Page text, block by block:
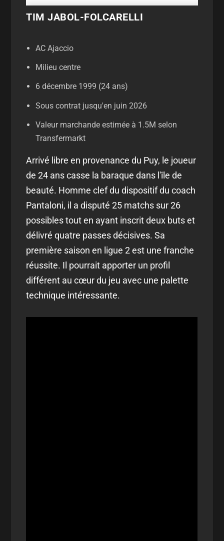
TIM JABOL-FOLCARELLI
AC Ajaccio
Milieu centre
6 décembre 1999 (24 ans)
Sous contrat jusqu'en juin 2026
Valeur marchande estimée à 1.5M selon
Transfermarkt
Arrivé libre en provenance du Puy, le joueur
de 24 ans casse la baraque dans l'île de
beauté. Homme clef du dispositif du coach
Pantaloni, il a disputé 25 matchs sur 26
possibles tout en ayant inscrit deux buts et
délivré quatre passes décisives. Sa
première saison en ligue 2 est une franche
réussite. Il pourrait apporter un profil
différent au cœur du jeu avec une palette
technique intéressante.